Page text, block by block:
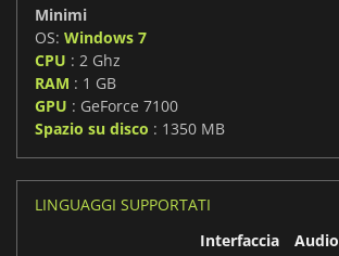
Minimi
OS: Windows 7
CPU : 2 Ghz
RAM : 1 GB
GPU : GeForce 7100
Spazio su disco : 1350 MB
LINGUAGGI SUPPORTATI
Interfaccia
Audio